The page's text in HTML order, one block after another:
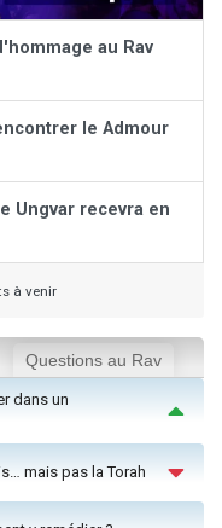
au Rav
le Admour
Ungvar recevra en
à venir
Questions au Rav
dans un
mais pas la Torah